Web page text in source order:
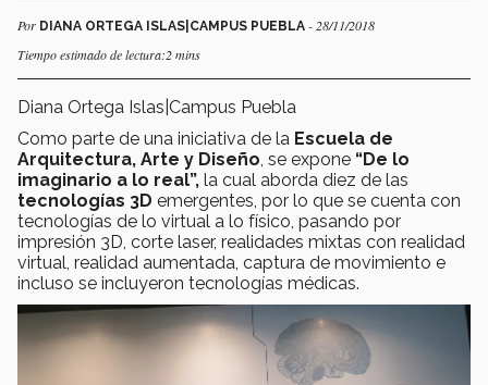
Por DIANA ORTEGA ISLAS|CAMPUS PUEBLA - 28/11/2018
Tiempo estimado de lectura:2 mins
Diana Ortega Islas|Campus Puebla
Como parte de una iniciativa de la Escuela de
Arquitectura, Arte y Diseño , se expone “De lo
imaginario a lo real”, la cual aborda diez de las
tecnologías 3D emergentes, por lo que se cuenta con
tecnologías de lo virtual a lo físico, pasando por
impresión 3D, corte laser, realidades mixtas con realidad
virtual, realidad aumentada, captura de movimiento e
incluso se incluyeron tecnologías médicas.